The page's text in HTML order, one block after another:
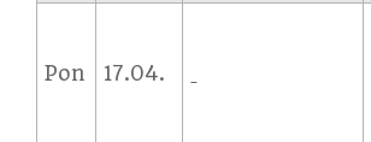
Pon 17.04.